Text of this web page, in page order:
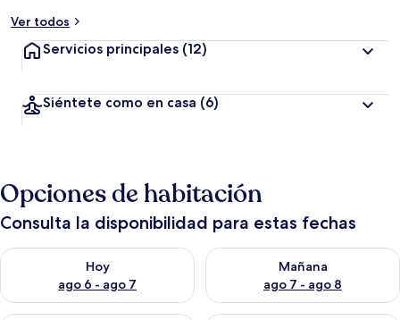
Ver todos
Servicios principales (12)
Siéntete como en casa (6)
Opciones de habitación
Consulta la disponibilidad para estas fechas
Hoy
ago 6 - ago 7
Consulta la disponibilidad para hoy ago 6 - ago 7
Mañana
ago 7 - ago 8
Consulta la disponibilidad